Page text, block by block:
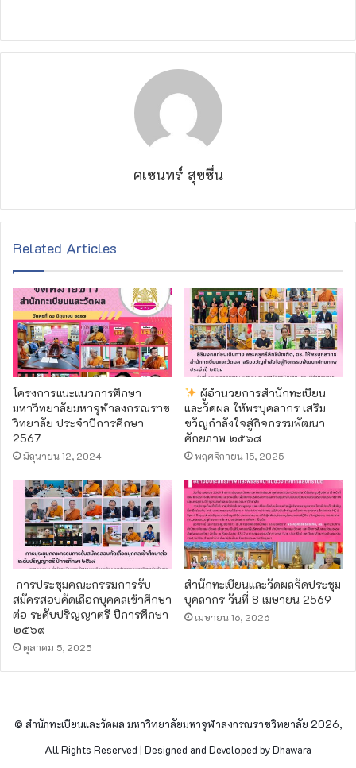
คเชนทร์ สุขชื่น
Related Articles
โครงการแนะแนวการศึกษา
มหาวิทยาลัยมหาจุฬาลงกรณราช
วิทยาลัย ประจำปีการศึกษา
2567
มิถุนายน 12, 2024
ผู้อำนวยการสำนักทะเบียน
และวัดผล ให้พรบุคลากร เสริม
ขวัญกำลังใจสู่กิจกรรมพัฒนา
ศักยภาพ ๒๕๖๘
พฤศจิกายน 15, 2025
การประชุมคณะกรรมการรับ
สมัครสอบคัดเลือกบุคคลเข้าศึกษา
ต่อ ระดับปริญญาตรี ปีการศึกษา
๒๕๖๙
ตุลาคม 5, 2025
สำนักทะเบียนและวัดผลจัดประชุม
บุคลากร วันที่ 8 เมษายน 2569
เมษายน 16, 2026
© สำนักทะเบียนและวัดผล มหาวิทยาลัยมหาจุฬาลงกรณราชวิทยาลัย 2026,
All Rights Reserved | Designed and Developed by Dhawara